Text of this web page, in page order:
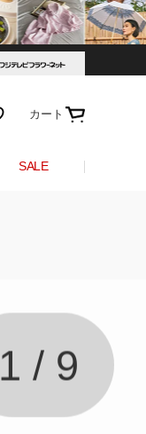
カート
SALE
1 / 9